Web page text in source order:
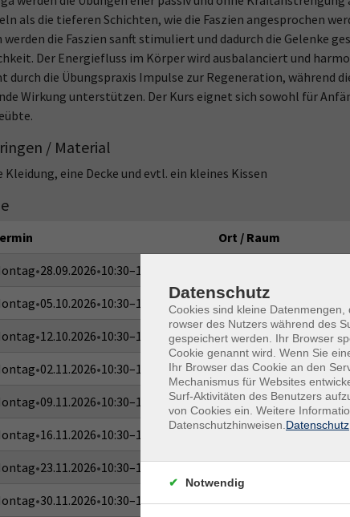
als die tieferen Schichten, wie die Faszien angesprochen
werden die Faszien sanft stimuliert und dadurch die Gelenke
Der Energiefluss im Körper wird ausbalanciert und
durch die Übungspraxis Impulse zur Regeneration, während
Wirkung unterstützen. Der Kurs eignet sich sowohl für
/ Material
Kleidung, eine Decke und evtl. ein kleines Kissen
Ort / Raum
•28.09.2026•10:30–12:00 Uhr
•05.10.2026•10:30–12:00 Uhr Steinhagen, vhs
•12.10.2026•10:30–12:00 Uhr Steinhagen, vhs
•02.11.2026•10:30–12:00 Uhr Steinhagen, vhs
•09.11.2026•10:30–12:00 Uhr Steinhagen, vhs
•16.11.2026•10:30–12:00 Uhr Steinhagen, vhs
•23.11.2026•10:30–12:00 Uhr
•30.11.2026•10:30–12:00 Uhr Steinhagen, vhs
Datenschutz
Cookies sind kleine
rowser des Nutzers während des
gespeichert werden. Ihr Browser
Cookie genannt wird. Wenn Sie
Ihr Browser das Cookie an den
Mechanismus für Websites
Surf-Aktivitäten des Benutzers
von Cookies ein. Weitere
Datenschutzhinweisen. Datenschutz
Notwendig